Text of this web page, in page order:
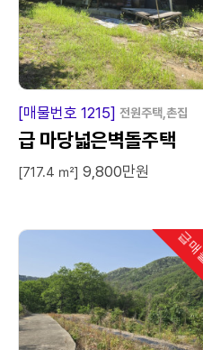
급 매 물
[매물번호 1215] 전원주택,촌집
급 마당넓은벽돌주택
[717.4 ㎡] 9,800만원
급인기